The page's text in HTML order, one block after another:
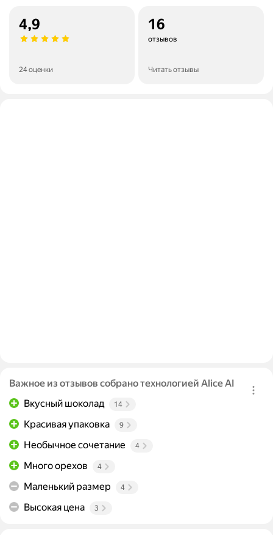
4,9
24 оценки
16
отзывов
Читать отзывы
Важное из отзывов собрано технологией Alice AI
Вкусный шоколад
14
Красивая упаковка 9
Необычное сочетание 4
Много орехов 4
Маленький размер 4
Высокая цена 3